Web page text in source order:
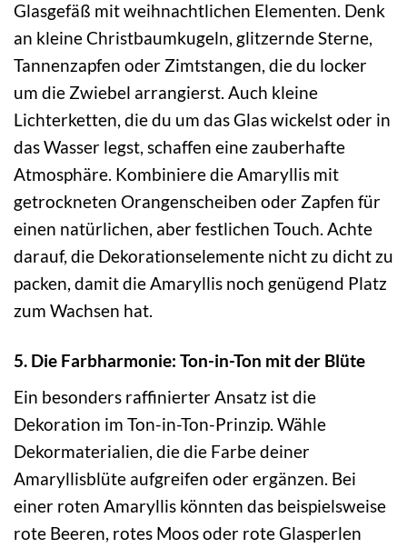
Glasgefäß mit weihnachtlichen Elementen. Denk
an kleine Christbaumkugeln, glitzernde Sterne,
Tannenzapfen oder Zimtstangen, die du locker
um die Zwiebel arrangierst. Auch kleine
Lichterketten, die du um das Glas wickelst oder in
das Wasser legst, schaffen eine zauberhafte
Atmosphäre. Kombiniere die Amaryllis mit
getrockneten Orangenscheiben oder Zapfen für
einen natürlichen, aber festlichen Touch. Achte
darauf, die Dekorationselemente nicht zu dicht zu
packen, damit die Amaryllis noch genügend Platz
zum Wachsen hat.
5. Die Farbharmonie: Ton-in-Ton mit der Blüte
Ein besonders raffinierter Ansatz ist die
Dekoration im Ton-in-Ton-Prinzip. Wähle
Dekormaterialien, die die Farbe deiner
Amaryllisblüte aufgreifen oder ergänzen. Bei
einer roten Amaryllis könnten das beispielsweise
rote Beeren, rotes Moos oder rote Glasperlen